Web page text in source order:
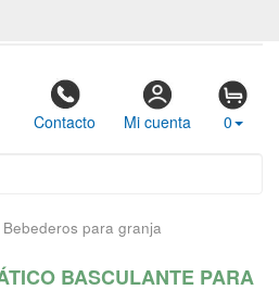
Contacto Mi cuenta 0
Bebederos para granja
BASCULANTE PARA